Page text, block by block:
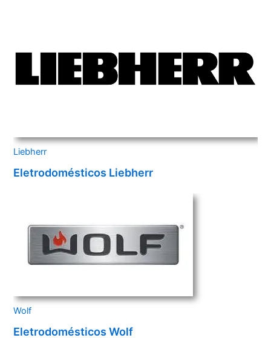
Liebherr
Eletrodomésticos Liebherr
Wolf
Eletrodomésticos Wolf